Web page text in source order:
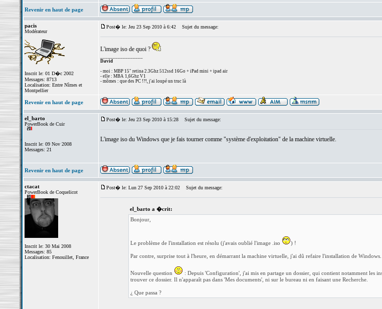
Revenir en haut de page
pacis
Modérateur
Inscrit le: 01 D�c 2002
Messages: 8713
Localisation: Entre Nîmes et
Montpellier
Post� le: Jeu 23 Sep 2010 à 6:42 Sujet du message:
L'image iso de quoi ?
David
- moi : MBP 15" retina 2.3Ghz 512ssd 16Go + iPad mini + ipad air
- elle : MBA 1,6Ghz V1
- mômes : que des PC !?!, j'ai loupé un truc là
Revenir en haut de page
el_barto
PowerBook de Cuir
Inscrit le: 09 Nov 2008
Messages: 21
Post� le: Jeu 23 Sep 2010 à 15:28 Sujet du message:
L'image iso du Windows que je fais tourner comme "système d'exploitation" de la machine virtuelle.
Revenir en haut de page
ctacat
PowerBook de Coquelicot
Inscrit le: 30 Mai 2008
Messages: 85
Localisation: Fenouillet, France
Post� le: Lun 27 Sep 2010 à 22:02 Sujet du message:
el_barto a �crit:
Bonjour,
Le problème de l'installation est résolu (j'avais oublié l'image .iso ) !
Par contre, surprise tout à l'heure, en démarrant la machine virtuelle, j'ai dû refaire l'installation de
Nouvelle question
: Depuis 'Configuration', j'ai mis en partage un dossier, qui contient notamment les
trouver ce dossier. Il n'apparaît pas dans 'Mes documents', ni sur le bureau ni en faisant une Recherche.
¿ Que passa ?